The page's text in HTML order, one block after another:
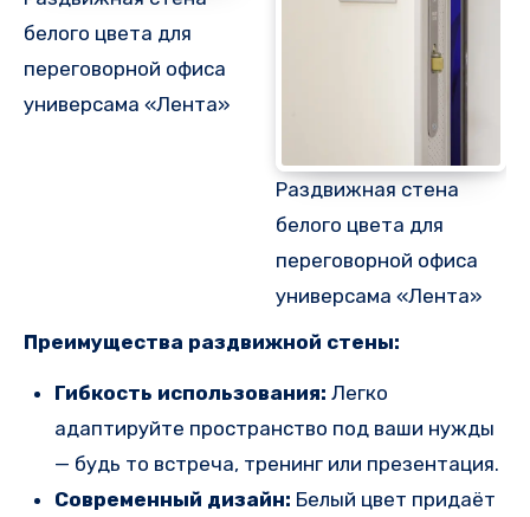
белого цвета для
переговорной офиса
универсама «Лента»
Раздвижная стена
белого цвета для
переговорной офиса
универсама «Лента»
Преимущества раздвижной стены:
Гибкость использования: Легко
адаптируйте пространство под ваши нужды
— будь то встреча, тренинг или презентация.
Современный дизайн: Белый цвет придаёт